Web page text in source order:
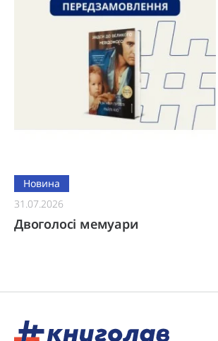
Новина
31.07.2026
Двоголосі мемуари